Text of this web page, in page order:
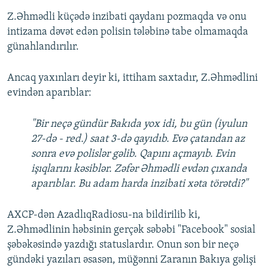
Z.Əhmədli küçədə inzibati qaydanı pozmaqda və onu
intizama dəvət edən polisin tələbinə tabe olmamaqda
günahlandırılır.
Ancaq yaxınları deyir ki, ittiham saxtadır, Z.Əhmədlini
evindən aparıblar:
"Bir neçə gündür Bakıda yox idi, bu gün (iyulun
27-də - red.) saat 3-də qayıdıb. Evə çatandan az
sonra evə polislər gəlib. Qapını açmayıb. Evin
işıqlarını kəsiblər. Zəfər Əhmədli evdən çıxanda
aparıblar. Bu adam harda inzibati xəta törətdi?"
AXCP-dən AzadlıqRadiosu-na bildirilib ki,
Z.Əhmədlinin həbsinin gerçək səbəbi "Facebook" sosial
şəbəkəsində yazdığı statuslardır. Onun son bir neçə
gündəki yazıları əsasən, müğənni Zaranın Bakıya gəlişi